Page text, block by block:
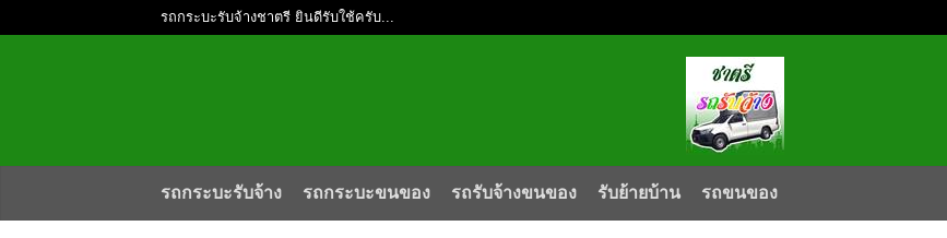
รถกระบะรับจ้างชาตรี ยินดีรับใช้ครับ...
รถกระบะรับจ้าง รถกระบะขนของ รถรับจ้างขนของ รับย้ายบ้าน รถขนของ